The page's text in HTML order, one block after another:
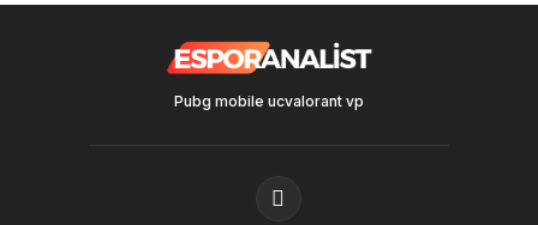
Pubg mobile ucvalorant vp